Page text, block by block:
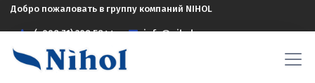
Добро пожаловать в группу компаний NIHOL
(+998 71) 208 5844 info@nihol.uz